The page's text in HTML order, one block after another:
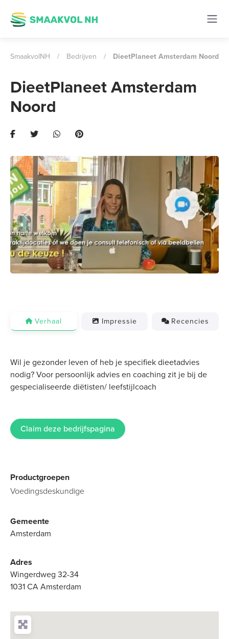
SmaakvolNH / Bedrijven / DieetPlaneet Amsterdam Noord
DieetPlaneet Amsterdam
Noord
Previous Next
Verhaal Impressie Recencies
Wil je gezonder leven of heb je specifiek dieetadvies
nodig? Voor persoonlijk advies en coaching zit je bij de
gespecialiseerde diëtisten/ leefstijlcoach
Claim deze bedrijfspagina
Productgroepen
Voedingsdeskundige
Gemeente
Amsterdam
Adres
Wingerdweg 32-34
1031 CA Amsterdam